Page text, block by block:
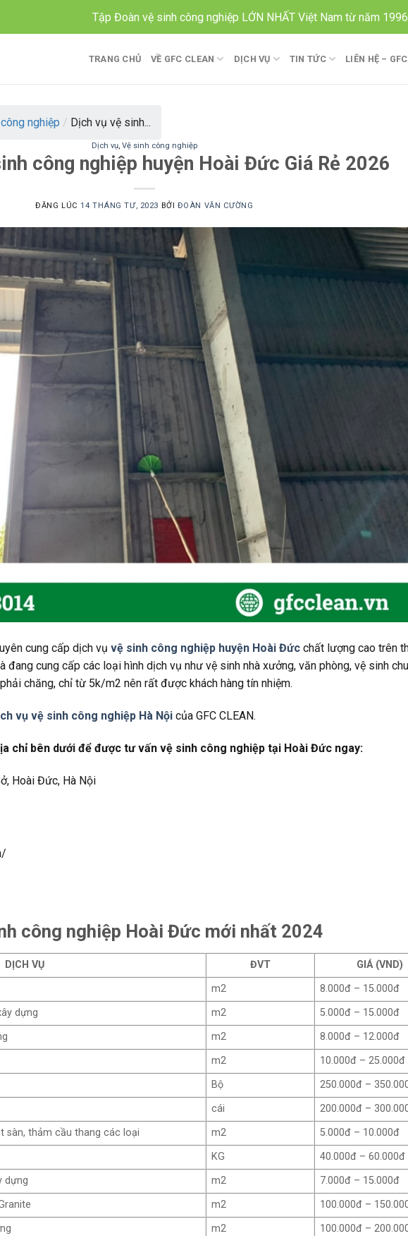
Tập Đoàn vệ sinh công nghiệp LỚN NHẤT Việt Nam từ năm 1996
TRANG CHỦ VỀ GFC CLEAN DỊCH VỤ TIN TỨC LIÊN HỆ –
nghiệp / Dịch vụ vệ sinh...
Dịch vụ, Vệ sinh công nghiệp
công nghiệp huyện Hoài Đức Giá Rẻ 2026
ĐĂNG LÚC14 THÁNG TƯ, 2023 BỞI ĐOÀN VĂN CƯỜNG
cung cấp dịch vụ vệ sinh công nghiệp huyện Hoài Đức chất lượng cao trên
đang cung cấp các loại hình dịch vụ như vệ sinh nhà xưởng, văn phòng, vệ sinh
chăng, chỉ từ 5k/m2 nên rất được khách hàng tín nhiệm.
vụ vệ sinh công nghiệp Hà Nội của GFC CLEAN.
chỉ bên dưới để được tư vấn vệ sinh công nghiệp tại Hoài Đức ngay:
Hoài Đức, Hà Nội
công nghiệp Hoài Đức mới nhất 2024
DỊCH VỤ ĐVT
GIÁ (VND)
m2
8.000đ – 15.000đ
dựng
m2
5.000đ – 15.000đ
m2
8.000đ – 12.000đ
m2
10.000đ – 25.000đ
Bộ
250.000đ –
cái
200.000đ –
sàn, thảm cầu thang các loại
m2
5.000đ – 10.000đ
KG
40.000đ – 60.000đ
dựng
m2
7.000đ – 15.000đ
m2
100.000đ –
m2
100.000đ –